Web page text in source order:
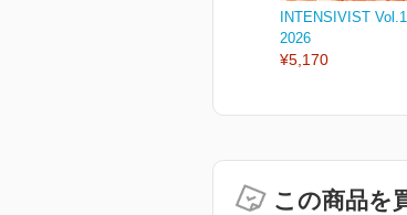
INTENSIVIST
2026
¥5,170
この商品を